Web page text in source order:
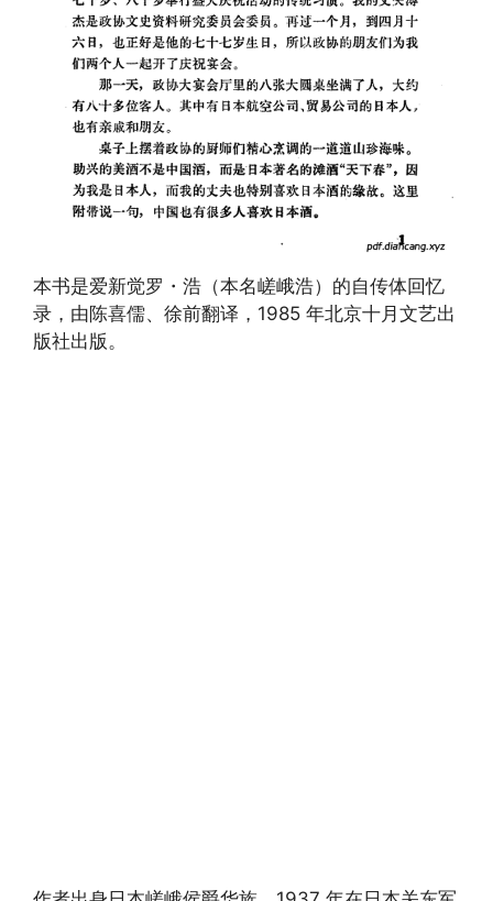
本书是爱新觉罗・浩（本名嵯峨浩）的自传体回忆
录，由陈喜儒、徐前翻译，1985 年北京十月文艺出
版社出版。